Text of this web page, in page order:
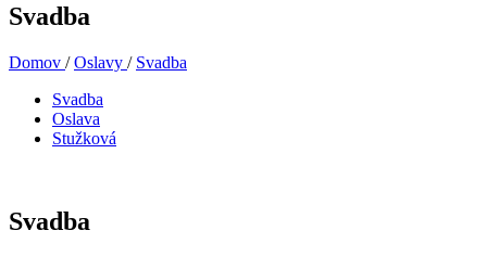
Svadba
Domov /Oslavy / Svadba
Svadba
Oslava
Stužková
Svadba